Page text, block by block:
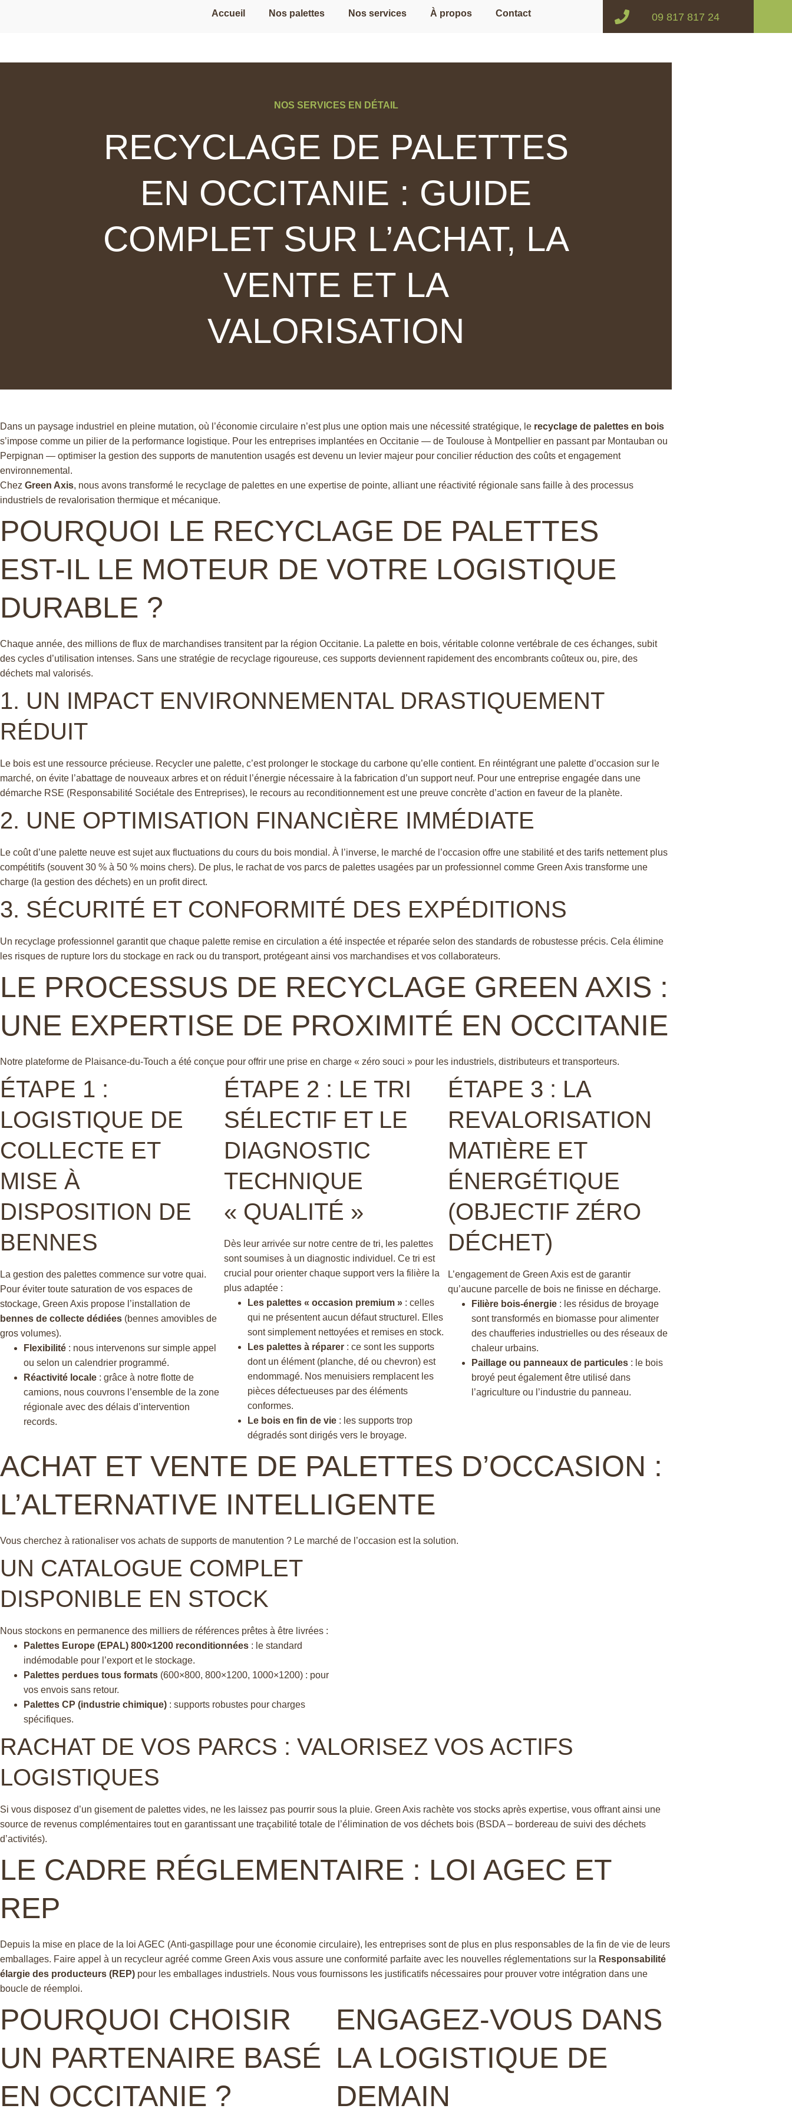
Accueil Nos palettes Nos services À propos Contact 09 817 817 24
NOS SERVICES EN DÉTAIL
RECYCLAGE DE PALETTES
EN OCCITANIE : GUIDE
COMPLET SUR L’ACHAT, LA
VENTE ET LA
VALORISATION
Dans un paysage industriel en pleine mutation, où l’économie circulaire n’est plus une option mais une nécessité stratégique, le recyclage de palettes en bois
s’impose comme un pilier de la performance logistique. Pour les entreprises implantées en Occitanie — de Toulouse à Montpellier en passant par Montauban ou
Perpignan — optimiser la gestion des supports de manutention usagés est devenu un levier majeur pour concilier réduction des coûts et engagement
environnemental.
Chez Green Axis, nous avons transformé le recyclage de palettes en une expertise de pointe, alliant une réactivité régionale sans faille à des processus
industriels de revalorisation thermique et mécanique.
POURQUOI LE RECYCLAGE DE PALETTES
EST-IL LE MOTEUR DE VOTRE LOGISTIQUE
DURABLE ?
Chaque année, des millions de flux de marchandises transitent par la région Occitanie. La palette en bois, véritable colonne vertébrale de ces échanges, subit
des cycles d’utilisation intenses. Sans une stratégie de recyclage rigoureuse, ces supports deviennent rapidement des encombrants coûteux ou, pire, des
déchets mal valorisés.
1. UN IMPACT ENVIRONNEMENTAL DRASTIQUEMENT
RÉDUIT
Le bois est une ressource précieuse. Recycler une palette, c’est prolonger le stockage du carbone qu’elle contient. En réintégrant une palette d’occasion sur le
marché, on évite l’abattage de nouveaux arbres et on réduit l’énergie nécessaire à la fabrication d’un support neuf. Pour une entreprise engagée dans une
démarche RSE (Responsabilité Sociétale des Entreprises), le recours au reconditionnement est une preuve concrète d’action en faveur de la planète.
2. UNE OPTIMISATION FINANCIÈRE IMMÉDIATE
Le coût d’une palette neuve est sujet aux fluctuations du cours du bois mondial. À l’inverse, le marché de l’occasion offre une stabilité et des tarifs nettement plus
compétitifs (souvent 30 % à 50 % moins chers). De plus, le rachat de vos parcs de palettes usagées par un professionnel comme Green Axis transforme une
charge (la gestion des déchets) en un profit direct.
3. SÉCURITÉ ET CONFORMITÉ DES EXPÉDITIONS
Un recyclage professionnel garantit que chaque palette remise en circulation a été inspectée et réparée selon des standards de robustesse précis. Cela élimine
les risques de rupture lors du stockage en rack ou du transport, protégeant ainsi vos marchandises et vos collaborateurs.
LE PROCESSUS DE RECYCLAGE GREEN AXIS :
UNE EXPERTISE DE PROXIMITÉ EN OCCITANIE
Notre plateforme de Plaisance-du-Touch a été conçue pour offrir une prise en charge « zéro souci » pour les industriels, distributeurs et transporteurs.
ÉTAPE 1 :
LOGISTIQUE DE
COLLECTE ET
MISE À
DISPOSITION DE
BENNES
La gestion des palettes commence sur votre quai.
Pour éviter toute saturation de vos espaces de
stockage, Green Axis propose l’installation de
bennes de collecte dédiées (bennes amovibles de
gros volumes).
Flexibilité : nous intervenons sur simple appel
ou selon un calendrier programmé.
Réactivité locale : grâce à notre flotte de
camions, nous couvrons l’ensemble de la zone
régionale avec des délais d’intervention
records.
ÉTAPE 2 : LE TRI
SÉLECTIF ET LE
DIAGNOSTIC
TECHNIQUE
« QUALITÉ »
Dès leur arrivée sur notre centre de tri, les palettes
sont soumises à un diagnostic individuel. Ce tri est
crucial pour orienter chaque support vers la filière la
plus adaptée :
Les palettes « occasion premium » : celles
qui ne présentent aucun défaut structurel. Elles
sont simplement nettoyées et remises en stock.
Les palettes à réparer : ce sont les supports
dont un élément (planche, dé ou chevron) est
endommagé. Nos menuisiers remplacent les
pièces défectueuses par des éléments
conformes.
Le bois en fin de vie : les supports trop
dégradés sont dirigés vers le broyage.
ÉTAPE 3 : LA
REVALORISATION
MATIÈRE ET
ÉNERGÉTIQUE
(OBJECTIF ZÉRO
DÉCHET)
L’engagement de Green Axis est de garantir
qu’aucune parcelle de bois ne finisse en décharge.
Filière bois-énergie : les résidus de broyage
sont transformés en biomasse pour alimenter
des chaufferies industrielles ou des réseaux de
chaleur urbains.
Paillage ou panneaux de particules : le bois
broyé peut également être utilisé dans
l’agriculture ou l’industrie du panneau.
ACHAT ET VENTE DE PALETTES D’OCCASION :
L’ALTERNATIVE INTELLIGENTE
Vous cherchez à rationaliser vos achats de supports de manutention ? Le marché de l’occasion est la solution.
UN CATALOGUE COMPLET
DISPONIBLE EN STOCK
Nous stockons en permanence des milliers de références prêtes à être livrées :
Palettes Europe (EPAL) 800×1200 reconditionnées : le standard
indémodable pour l’export et le stockage.
Palettes perdues tous formats (600×800, 800×1200, 1000×1200) : pour
vos envois sans retour.
Palettes CP (industrie chimique) : supports robustes pour charges
spécifiques.
RACHAT DE VOS PARCS : VALORISEZ VOS ACTIFS
LOGISTIQUES
Si vous disposez d’un gisement de palettes vides, ne les laissez pas pourrir sous la pluie. Green Axis rachète vos stocks après expertise, vous offrant ainsi une
source de revenus complémentaires tout en garantissant une traçabilité totale de l’élimination de vos déchets bois (BSDA – bordereau de suivi des déchets
d’activités).
LE CADRE RÉGLEMENTAIRE : LOI AGEC ET
REP
Depuis la mise en place de la loi AGEC (Anti-gaspillage pour une économie circulaire), les entreprises sont de plus en plus responsables de la fin de vie de leurs
emballages. Faire appel à un recycleur agréé comme Green Axis vous assure une conformité parfaite avec les nouvelles réglementations sur la Responsabilité
élargie des producteurs (REP) pour les emballages industriels. Nous vous fournissons les justificatifs nécessaires pour prouver votre intégration dans une
boucle de réemploi.
POURQUOI CHOISIR
UN PARTENAIRE BASÉ
EN OCCITANIE ?
ENGAGEZ-VOUS DANS
LA LOGISTIQUE DE
DEMAIN